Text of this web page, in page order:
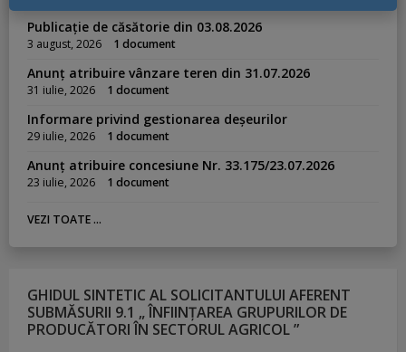
Publicație de căsătorie din 03.08.2026
3 august, 2026 1 document
Anunț atribuire vânzare teren din 31.07.2026
31 iulie, 2026 1 document
Informare privind gestionarea deșeurilor
29 iulie, 2026 1 document
Anunț atribuire concesiune Nr. 33.175/23.07.2026
23 iulie, 2026 1 document
VEZI TOATE ...
GHIDUL SINTETIC AL SOLICITANTULUI AFERENT
SUBMĂSURII 9.1 „ ÎNFIINȚAREA GRUPURILOR DE
PRODUCĂTORI ÎN SECTORUL AGRICOL ”